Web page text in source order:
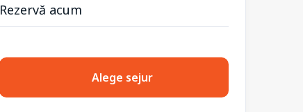
Rezervă acum
Alege sejur